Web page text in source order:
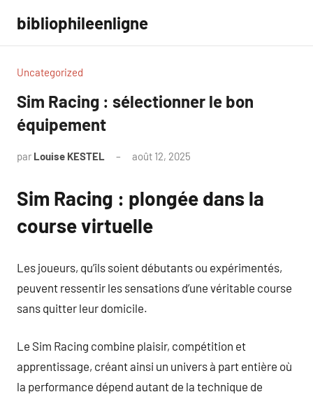
contenu
bibliophileenligne
Uncategorized
Sim Racing : sélectionner le bon
équipement
par Louise KESTEL août 12, 2025
Sim Racing : plongée dans la
course virtuelle
Les joueurs, qu’ils soient débutants ou expérimentés,
peuvent ressentir les sensations d’une véritable course
sans quitter leur domicile.
Le Sim Racing combine plaisir, compétition et
apprentissage, créant ainsi un univers à part entière où
la performance dépend autant de la technique de